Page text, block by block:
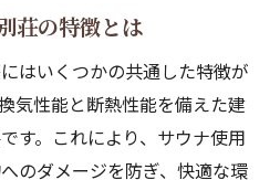
荘の特徴とは
はいくつかの共通した特徴が
気性能と断熱性能を備えた建
す。これにより、サウナ使用
のダメージを防ぎ、快適な環